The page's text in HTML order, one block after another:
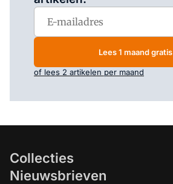
Lees 1 maand gratis
of lees 2 artikelen per maand
Collecties
Nieuwsbrieven